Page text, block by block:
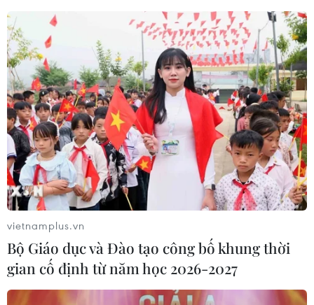
vietnamplus.vn
Bộ Giáo dục và Đào tạo công bố khung thời
gian cố định từ năm học 2026-2027